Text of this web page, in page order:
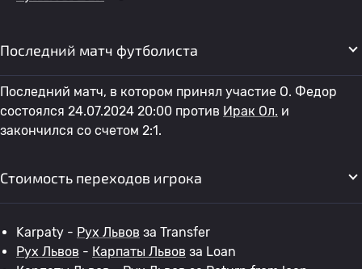
Последний матч футболиста
Последний матч, в котором принял участие O. Федор
состоялся 24.07.2024 20:00 против Ирак Ол. и
закончился со счетом 2:1.
Стоимость переходов игрока
Karpaty - Рух Львов за Transfer
Рух Львов - Карпаты Львов за Loan